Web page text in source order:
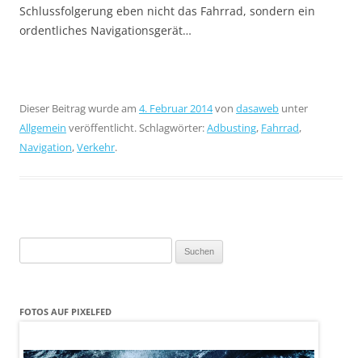
Schlussfolgerung eben nicht das Fahrrad, sondern ein
ordentliches Navigationsgerät…
Dieser Beitrag wurde am 4. Februar 2014von dasaweb unter
Allgemein veröffentlicht. Schlagwörter:Adbusting, Fahrrad,
Navigation,Verkehr.
nach:
FOTOS AUF PIXELFED